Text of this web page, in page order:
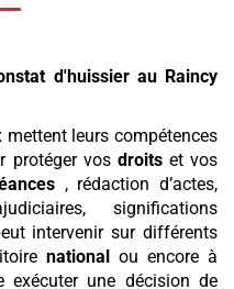
d'huissier au Raincy
mettent leurs compétences
protéger vos droitset vos
, rédaction d’actes,
significations
intervenir sur différents
nationalou encore à
exécuter une décision de